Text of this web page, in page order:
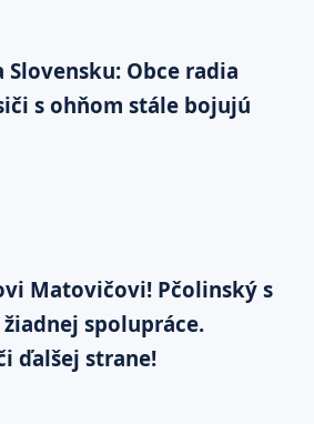
Obce radia
s ohňom stále bojujú
Matovičovi! Pčolinský s
spolupráce.
ďalšej strane!